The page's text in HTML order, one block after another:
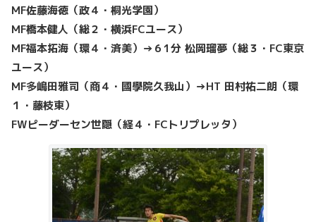
MF佐藤海徳（政４・桐光学園）
MF橋本健人（総２・横浜FCユース）
MF福本拓海（環４・済美）→６1分 松岡瑠夢（総３・FC東京
ユース）
MF多嶋田雅司（商４・國學院久我山）→HT 田村祐二朗（環
１・藤枝東）
FWピーダーセン世隠（経４・FCトリプレッタ）